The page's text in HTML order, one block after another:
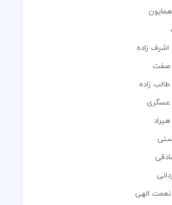
زاده
صفت
زاده
الهی